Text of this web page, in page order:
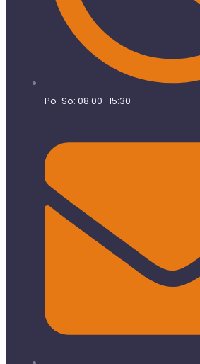
Po-So: 08:00–15:30